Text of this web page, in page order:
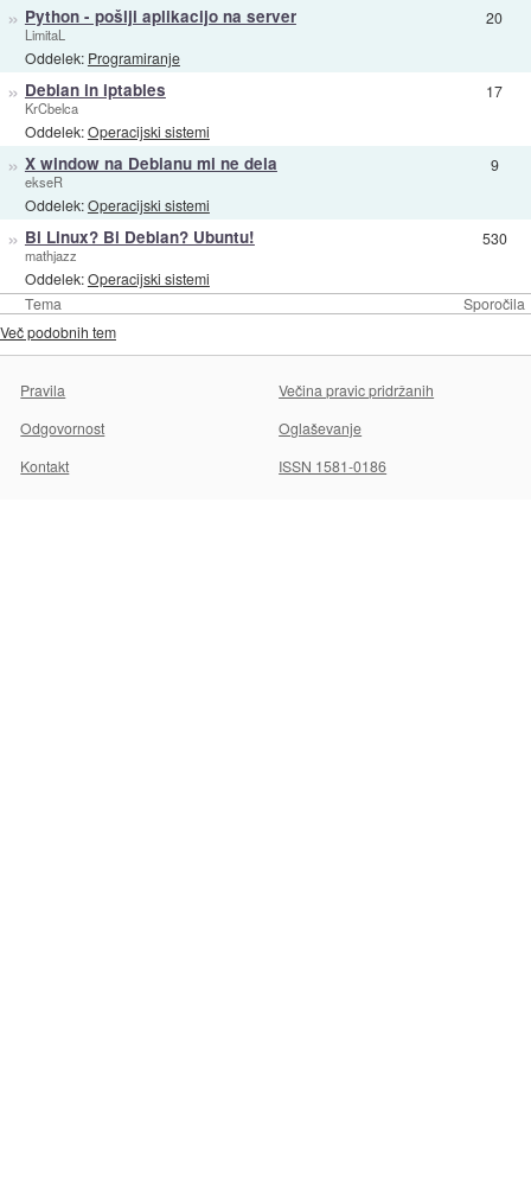
Tema Sporočila
» Python - pošlji aplikacijo na server
LimitaL
Oddelek: Programiranje
20
» Debian in iptables
KrCbelca
Oddelek:Operacijski sistemi
17
» X window na Debianu mi ne dela
ekseR
Oddelek:Operacijski sistemi
9
» Bi Linux? Bi Debian? Ubuntu!
mathjazz
Oddelek:Operacijski sistemi
530
Več podobnih tem
Pravila
Večina pravic pridržanih
Odgovornost
Oglaševanje
Kontakt
ISSN 1581-0186